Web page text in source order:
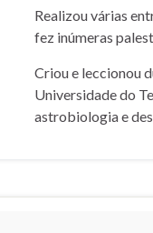
Realizou várias
fez inúmeras
Criou e leccionou
Universidade do
astrobiologia e